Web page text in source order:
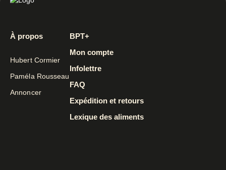
À propos
Hubert Cormier
Paméla Rousseau
Annoncer
BPT+
Mon compte
Infolettre
FAQ
Expédition et retours
Lexique des aliments